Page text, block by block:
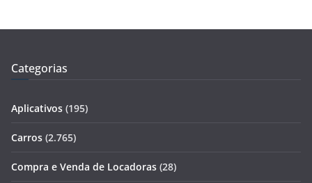
Categorias
Aplicativos (195)
Carros (2.765)
Compra e Venda de Locadoras (28)